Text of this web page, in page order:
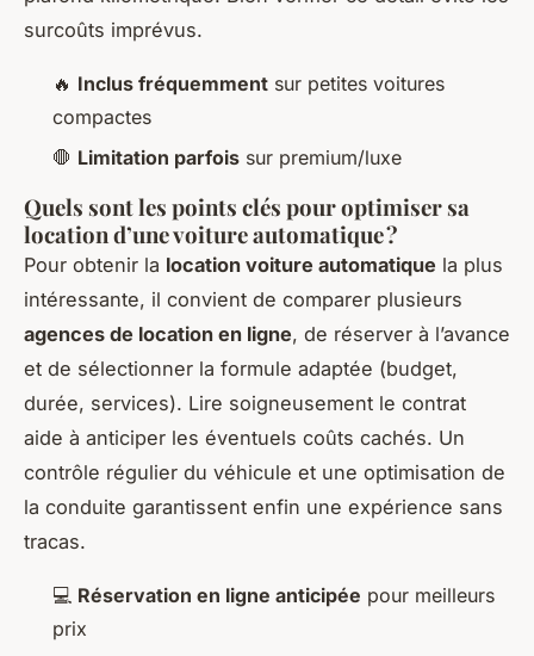
surcoûts imprévus.
🔥 Inclus fréquemment sur petites voitures
compactes
🛑 Limitation parfois sur premium/luxe
Quels sont les points clés pour optimiser sa
location d’une voiture automatique ?
Pour obtenir la location voiture automatique la plus
intéressante, il convient de comparer plusieurs
agences de location en ligne, de réserver à l’avance
et de sélectionner la formule adaptée (budget,
durée, services). Lire soigneusement le contrat
aide à anticiper les éventuels coûts cachés. Un
contrôle régulier du véhicule et une optimisation de
la conduite garantissent enfin une expérience sans
tracas.
💻 Réservation en ligne anticipée pour meilleurs
prix